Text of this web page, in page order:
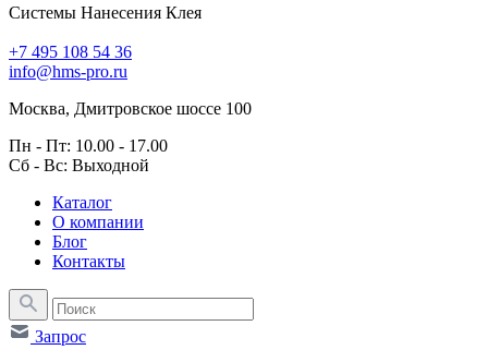
Системы Нанесения Клея
+7 495 108 54 36
info@hms-pro.ru
Москва, Дмитровское шоссе 100
Пн - Пт: 10.00 - 17.00
Сб - Вс: Выходной
Каталог
О компании
Блог
Контакты
Запрос